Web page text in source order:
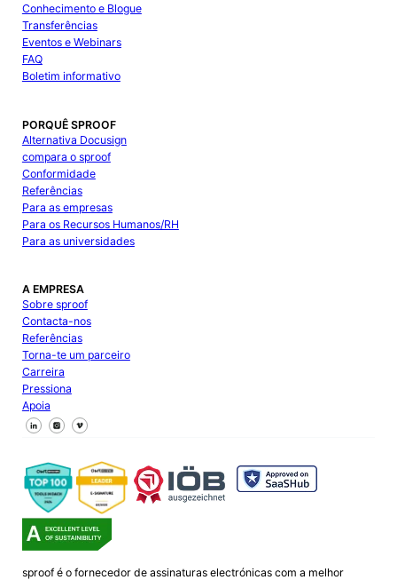
Conhecimento e Blogue
Transferências
Eventos e Webinars
FAQ
Boletim informativo
PORQUÊ SPROOF
Alternativa Docusign
compara o sproof
Conformidade
Referências
Para as empresas
Para os Recursos Humanos/RH
Para as universidades
A EMPRESA
Sobre sproof
Contacta-nos
Referências
Torna-te um parceiro
Carreira
Pressiona
Apoia
Segue-nos no Facebook
Segue-nos no X
Segue-nos no LinkedIn
sproof é o fornecedor de assinaturas electrónicas com a melhor